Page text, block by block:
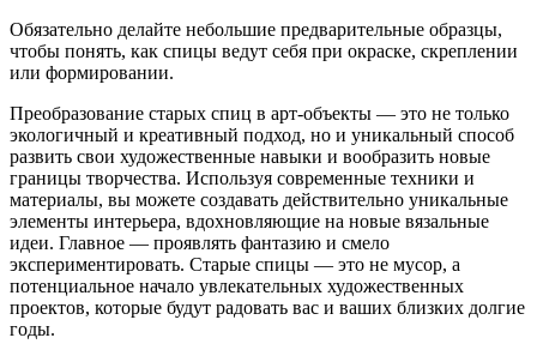
Обязательно делайте небольшие предварительные образцы,
чтобы понять, как спицы ведут себя при окраске, скреплении
или формировании.
Преобразование старых спиц в арт-объекты — это не только
экологичный и креативный подход, но и уникальный способ
развить свои художественные навыки и вообразить новые
границы творчества. Используя современные техники и
материалы, вы можете создавать действительно уникальные
элементы интерьера, вдохновляющие на новые вязальные
идеи. Главное — проявлять фантазию и смело
экспериментировать. Старые спицы — это не мусор, а
потенциальное начало увлекательных художественных
проектов, которые будут радовать вас и ваших близких долгие
годы.